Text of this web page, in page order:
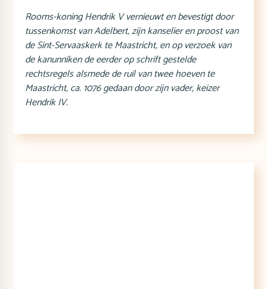
Rooms-koning Hendrik V vernieuwt en bevestigt door
tussenkomst van Adelbert, zijn kanselier en proost van
de Sint-Servaaskerk te Maastricht, en op verzoek van
de kanunniken de eerder op schrift gestelde
rechtsregels alsmede de ruil van twee hoeven te
Maastricht, ca. 1076 gedaan door zijn vader, keizer
Hendrik IV.